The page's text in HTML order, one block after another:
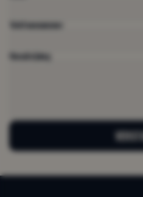
Telefoonnummer
Omschrijving